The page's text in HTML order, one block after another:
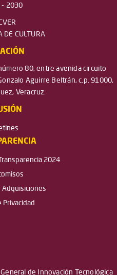
- 2030
DE CULTURA
80, entre avenida circuito
Aguirre Beltrán, c.p. 91000,
Veracruz.
2024
Adquisiciones
Privacidad
de Innovación Tecnológica